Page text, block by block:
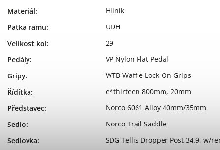
Materiál:
Hliník
Patka rámu:
UDH
Velikost kol:
29
Pedály:
VP Nylon Flat Pedal
Gripy:
WTB Waffle Lock-On Grips
Řídítka:
e*thirteen 800mm, 20mm
Představec:
Norco 6061 Alloy 40mm/35mm
Sedlo:
Norco Trail Saddle
Sedlovka:
SDG Tellis Dropper Post 34.9, w/